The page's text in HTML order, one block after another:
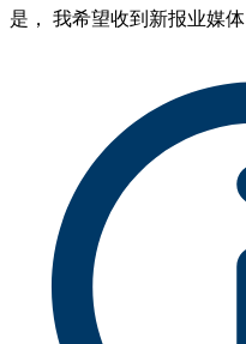
是， 我希望收到新报业媒体